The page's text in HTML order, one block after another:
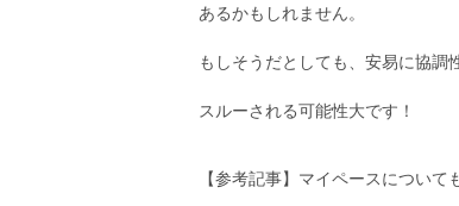
あるかもしれません。
もしそうだとしても、安易に協調
スルーされる可能性大です！
【参考記事】マイペースについ